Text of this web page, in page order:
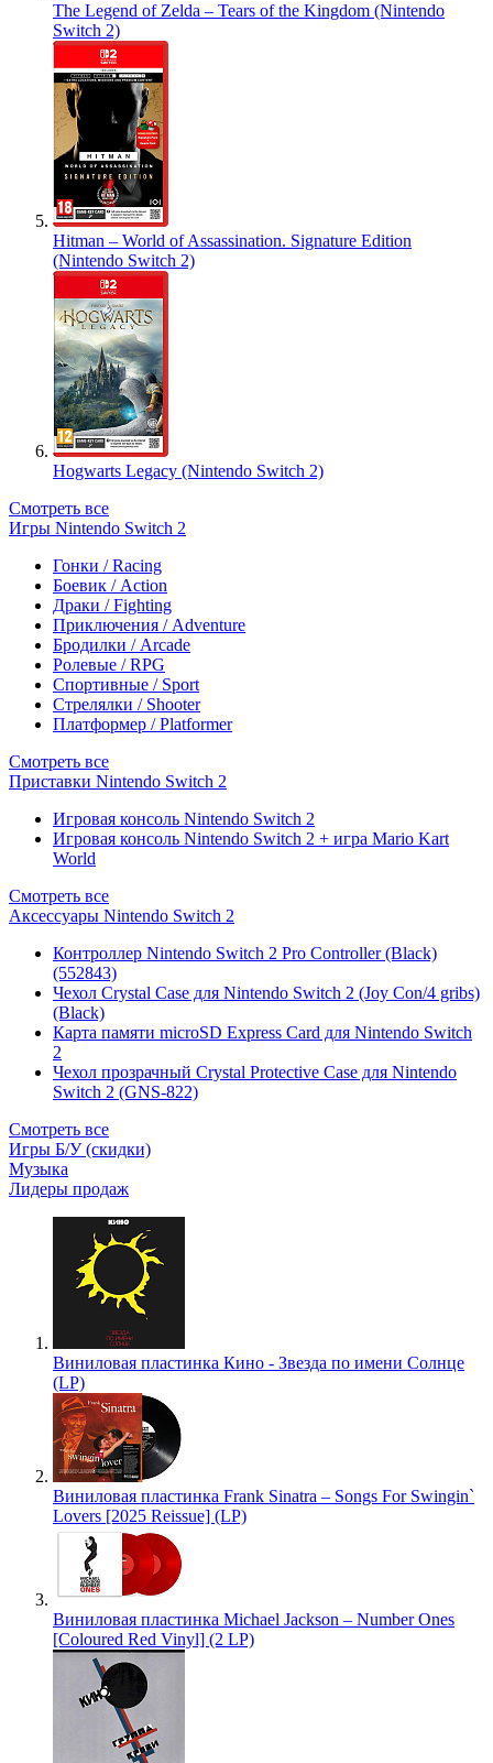
The Legend of Zelda – Tears of the Kingdom (Nintendo
Switch 2)
Hitman – World of Assassination. Signature Edition
(Nintendo Switch 2)
Hogwarts Legacy (Nintendo Switch 2)
Смотреть все
Игры Nintendo Switch 2
Гонки / Racing
Боевик / Action
Драки / Fighting
Приключения / Adventure
Бродилки / Arcade
Ролевые / RPG
Спортивные / Sport
Стрелялки / Shooter
Платформер / Platformer
Смотреть все
Приставки Nintendo Switch 2
Игровая консоль Nintendo Switch 2
Игровая консоль Nintendo Switch 2 + игра Mario Kart
World
Смотреть все
Аксессуары Nintendo Switch 2
Контроллер Nintendo Switch 2 Pro Controller (Black)
(552843)
Чехол Сrystal Сase для Nintendo Switch 2 (Joy Con/4 gribs)
(Black)
Карта памяти microSD Express Card для Nintendo Switch
2
Чехол прозрачный Crystal Protective Case для Nintendo
Switch 2 (GNS-822)
Смотреть все
Игры Б/У (скидки)
Музыка
Лидеры продаж
Виниловая пластинка Кино - Звезда по имени Солнце
(LP)
Виниловая пластинка Frank Sinatra – Songs For Swingin`
Lovers [2025 Reissue] (LP)
Виниловая пластинка Michael Jackson – Number Ones
[Coloured Red Vinyl] (2 LP)